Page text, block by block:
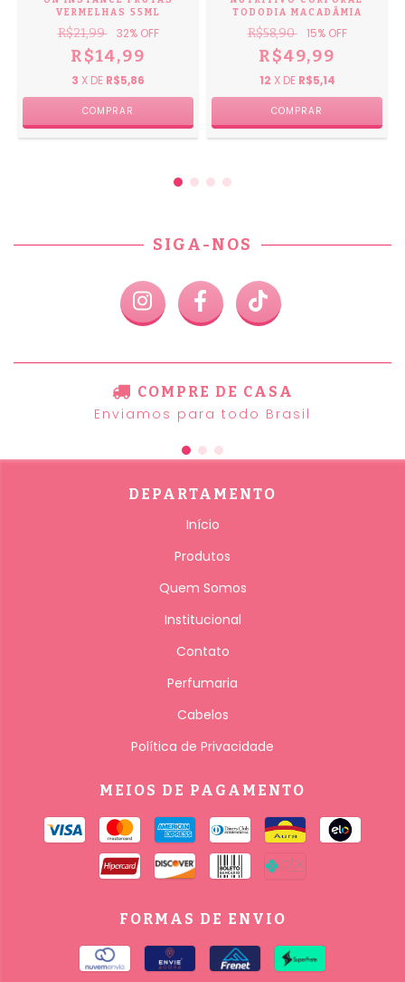
VERMELHAS 55ML
R$21,99 32% OFF
R$14,99
3 X DE R$5,86
TODODIA MACADÂMIA
R$58,90 15% OFF
R$49,99
12 X DE R$5,14
SIGA-NOS
COMPRE DE CASA
Enviamos para todo Brasil
DEPARTAMENTO
Início
Produtos
Quem Somos
Institucional
Contato
Perfumaria
Cabelos
Política de Privacidade
MEIOS DE PAGAMENTO
FORMAS DE ENVIO